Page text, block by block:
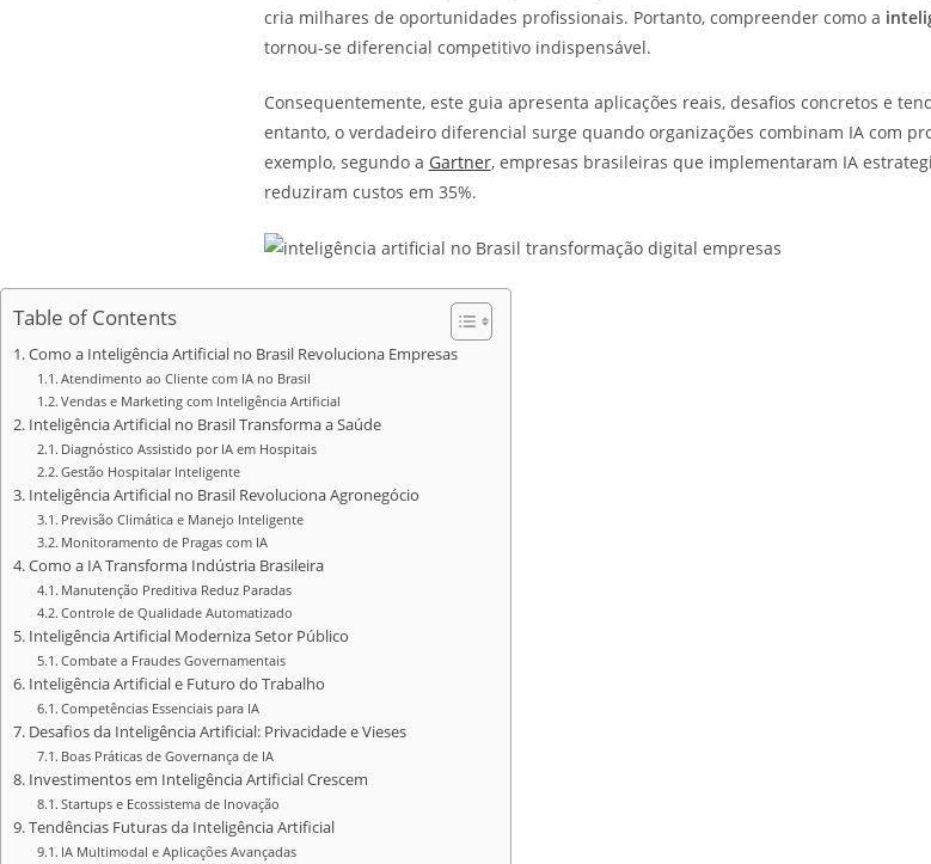
cria milhares de oportunidades profissionais. Portanto, compreender como a
tornou-se diferencial competitivo indispensável.
Consequentemente, este guia apresenta aplicações reais, desafios concretos e
entanto, o verdadeiro diferencial surge quando organizações combinam IA com
exemplo, segundo a Gartner, empresas brasileiras que implementaram IA
reduziram custos em 35%.
Table of Contents
Como a Inteligência Artificial no Brasil Revoluciona Empresas
Atendimento ao Cliente com IA no Brasil
Vendas e Marketing com Inteligência Artificial
Inteligência Artificial no Brasil Transforma a Saúde
Diagnóstico Assistido por IA em Hospitais
Gestão Hospitalar Inteligente
Inteligência Artificial no Brasil Revoluciona Agronegócio
Previsão Climática e Manejo Inteligente
Monitoramento de Pragas com IA
Como a IA Transforma Indústria Brasileira
Manutenção Preditiva Reduz Paradas
Controle de Qualidade Automatizado
Inteligência Artificial Moderniza Setor Público
Combate a Fraudes Governamentais
Inteligência Artificial e Futuro do Trabalho
Competências Essenciais para IA
Desafios da Inteligência Artificial: Privacidade e Vieses
Boas Práticas de Governança de IA
Investimentos em Inteligência Artificial Crescem
Startups e Ecossistema de Inovação
Tendências Futuras da Inteligência Artificial
IA Multimodal e Aplicações Avançadas